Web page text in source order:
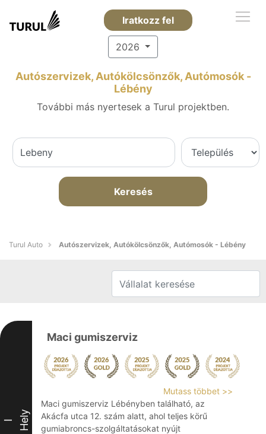
Iratkozz fel
2026
Autószervizek, Autókölcsönzők, Autómosók -
Lébény
További más nyertesek a Turul projektben.
Keresés
Turul Auto Autószervizek, Autókölcsönzők, Autómosók - Lébény
I Hely
Maci gumiszerviz
Mutass többet >>
Maci gumiszerviz Lébényben található, az
Akácfa utca 12. szám alatt, ahol teljes körű
gumiabroncs-szolgáltatásokat nyújt